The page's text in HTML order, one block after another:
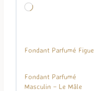
C
m
Fondant Parfumé Figue
Fondant Parfumé
Masculin – Le Mâle